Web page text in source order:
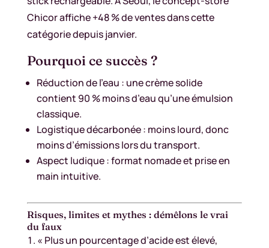
Chicor affiche +48 % de ventes dans cette
catégorie depuis janvier.
Pourquoi ce succès ?
Réduction de l’eau : une crème solide
contient 90 % moins d’eau qu’une émulsion
classique.
Logistique décarbonée : moins lourd, donc
moins d’émissions lors du transport.
Aspect ludique : format nomade et prise en
main intuitive.
Risques, limites et mythes : démêlons le vrai
du faux
« Plus un pourcentage d’acide est élevé,